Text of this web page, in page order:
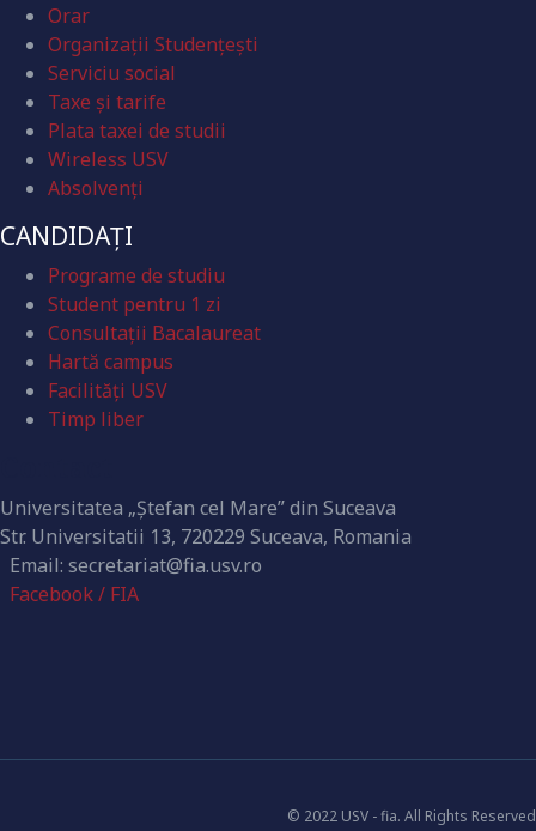
Orar
Organizaţii Studenţeşti
Serviciu social
Taxe și tarife
Plata taxei de studii
Wireless USV
Absolvenţi
CANDIDAȚI
Programe de studiu
Student pentru 1 zi
Consultații Bacalaureat
Hartă campus
Facilități USV
Timp liber
Universitatea „Ștefan cel Mare” din Suceava
Str. Universitatii 13, 720229 Suceava, Romania
Email: secretariat@fia.usv.ro
Facebook / FIA
© 2022 USV - fia. All Rights Reserved